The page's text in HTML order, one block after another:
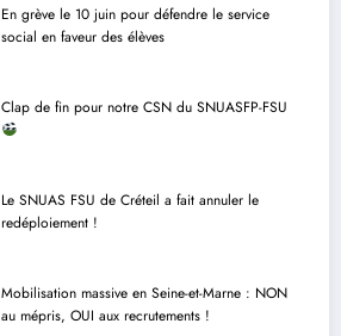
En grève le 10 juin pour défendre le service
social en faveur des élèves
Clap de fin pour notre CSN du SNUASFP-FSU
Le SNUAS FSU de Créteil a fait annuler le
redéploiement !
Mobilisation massive en Seine-et-Marne : NON
au mépris, OUI aux recrutements !